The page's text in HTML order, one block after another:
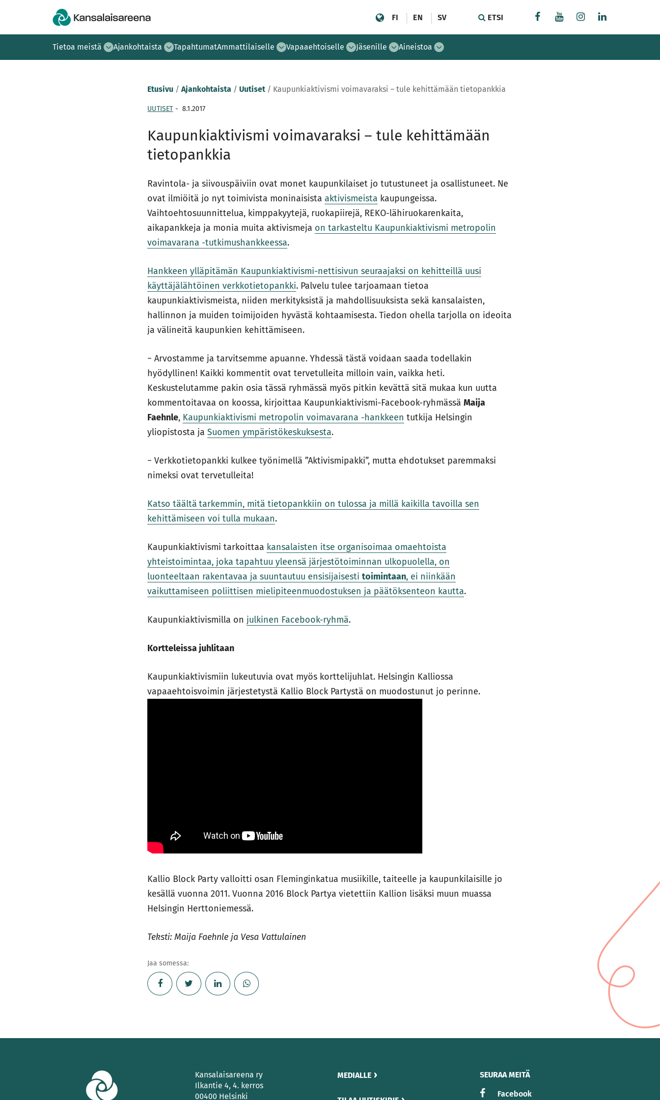
FI EN SV ETSI
Tietoa meistä Ajankohtaista TapahtumatAmmattilaiselle Vapaaehtoiselle Jäsenille Aineistoa
Etusivu /Ajankohtaista /Uutiset / Kaupunkiaktivismi voimavaraksi – tule kehittämään tietopankkia
UUTISET - 8.1.2017
Kaupunkiaktivismi voimavaraksi – tule kehittämään
tietopankkia
Ravintola- ja siivouspäiviin ovat monet kaupunkilaiset jo tutustuneet ja osallistuneet. Ne
ovat ilmiöitä jo nyt toimivista moninaisistaaktivismeista kaupungeissa.
Vaihtoehtosuunnittelua, kimppakyytejä, ruokapiirejä, REKO-lähiruokarenkaita,
aikapankkeja ja monia muita aktivismeja on tarkasteltu Kaupunkiaktivismi metropolin
voimavarana -tutkimushankkeessa.
Hankkeen ylläpitämän Kaupunkiaktivismi-nettisivun seuraajaksi on kehitteillä uusi
käyttäjälähtöinen verkkotietopankki. Palvelu tulee tarjoamaan tietoa
kaupunkiaktivismeista, niiden merkityksistä ja mahdollisuuksista sekä kansalaisten,
hallinnon ja muiden toimijoiden hyvästä kohtaamisesta. Tiedon ohella tarjolla on ideoita
ja välineitä kaupunkien kehittämiseen.
− Arvostamme ja tarvitsemme apuanne. Yhdessä tästä voidaan saada todellakin
hyödyllinen! Kaikki kommentit ovat tervetulleita milloin vain, vaikka heti.
Keskustelutamme pakin osia tässä ryhmässä myös pitkin kevättä sitä mukaa kun uutta
kommentoitavaa on koossa, kirjoittaa Kaupunkiaktivismi-Facebook-ryhmässäMaija
Faehnle, Kaupunkiaktivismi metropolin voimavarana -hankkeen tutkija Helsingin
yliopistosta jaSuomen ympäristökeskuksesta.
− Verkkotietopankki kulkee työnimellä ”Aktivismipakki”, mutta ehdotukset paremmaksi
nimeksi ovat tervetulleita!
Katso täältä tarkemmin, mitä tietopankkiin on tulossa ja millä kaikilla tavoilla sen
kehittämiseen voi tulla mukaan.
Kaupunkiaktivismi tarkoittaa kansalaisten itse organisoimaa omaehtoista
yhteistoimintaa, joka tapahtuu yleensä järjestötoiminnan ulkopuolella, on
luonteeltaan rakentavaa ja suuntautuu ensisijaisestitoimintaan, ei niinkään
vaikuttamiseen poliittisen mielipiteenmuodostuksen ja päätöksenteon kautta.
Kaupunkiaktivismilla on julkinen Facebook-ryhmä.
Kortteleissa juhlitaan
Kaupunkiaktivismiin lukeutuvia ovat myös korttelijuhlat. Helsingin Kalliossa
vapaaehtoisvoimin järjestetystä Kallio Block Partystä on muodostunut jo perinne.
Kallio Block Party valloitti osan Fleminginkatua musiikille, taiteelle ja kaupunkilaisille jo
kesällä vuonna 2011. Vuonna 2016 Block Partya vietettiin Kallion lisäksi muun muassa
Helsingin Herttoniemessä.
Teksti: Maija Faehnle ja Vesa Vattulainen
Jaa somessa:
Kansalaisareena ry
Ilkantie 4, 4. kerros
00400 Helsinki
MEDIALLE SEURAA MEITÄ
Facebook